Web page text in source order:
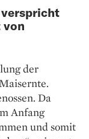
von
der
Da
Anfang
und somit